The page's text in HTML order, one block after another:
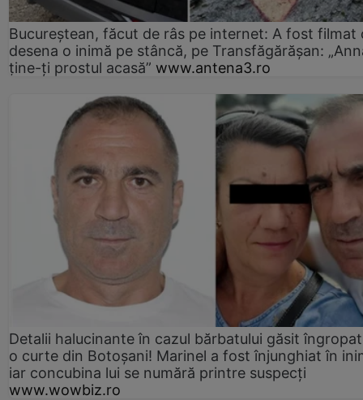
Bucureștean, făcut de râs pe internet: A fost filmat
desena o inimă pe stâncă, pe Transfăgărășan:
ține-ți prostul acasă” www.antena3.ro
Detalii halucinante în cazul bărbatului găsit
o curte din Botoșani! Marinel a fost înjunghiat în
iar concubina lui se numără printre suspecți
www.wowbiz.ro